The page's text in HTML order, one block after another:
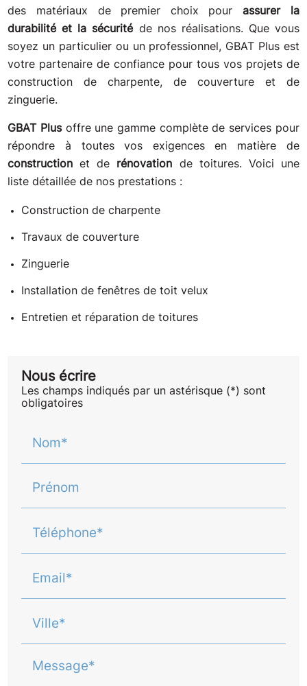
des matériaux de premier choix pourassurer la
durabilité et la sécuritéde nos réalisations. Que vous
soyez un particulier ou un professionnel, GBAT Plus est
votre partenaire de confiance pour tous vos projets de
construction de charpente, de couverture et de
zinguerie.
GBAT Plus offre une gamme complète de services pour
répondre à toutes vos exigences en matière de
constructionet de rénovation de toitures. Voici une
liste détaillée de nos prestations :
Construction de charpente
Travaux de couverture
Zinguerie
Installation de fenêtres de toit velux
Entretien et réparation de toitures
Nous écrire
Les champs indiqués par un astérisque (*) sont
obligatoires
Nom*
Prénom
Téléphone*
Email*
Ville*
Message*